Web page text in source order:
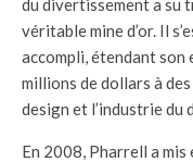
du divertissement a su
véritable mine d’or. Il
accompli, étendant son
millions de dollars à
design et l’industrie du
En 2008, Pharrell a mis